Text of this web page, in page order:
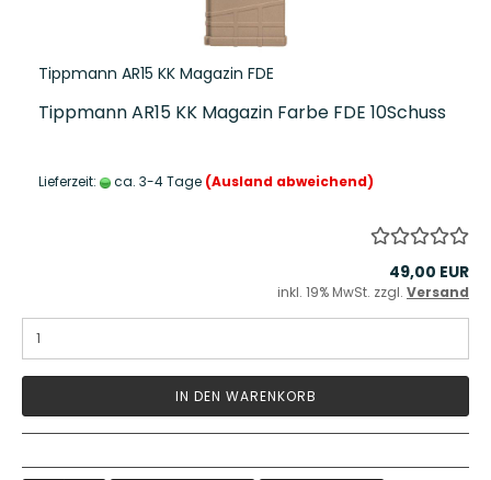
Tippmann AR15 KK Magazin FDE
Tippmann AR15 KK Magazin Farbe FDE 10Schuss
Lieferzeit: ca. 3-4 Tage (Ausland abweichend)
49,00 EUR
inkl. 19% MwSt. zzgl. Versand
IN DEN WARENKORB